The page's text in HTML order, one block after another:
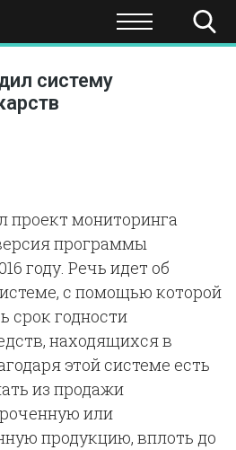
ЭКОНОМИКА НАУКА И
систему
проект мониторинга
программы
году. Речь идет об
с помощью которой
срок годности
находящихся в
этой системе есть
из продажи
или
продукцию, вплоть до